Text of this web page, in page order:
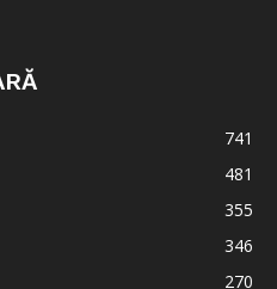
741
481
355
346
270